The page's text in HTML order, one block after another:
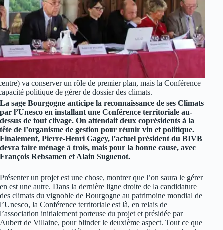
va conserver un rôle de premier plan, mais la Conférence
politique de gérer de dossier des climats.
La sage Bourgogne anticipe la reconnaissance de ses Climats
par l’Unesco en installant une Conférence territoriale au-
dessus de tout clivage. On attendait deux coprésidents à la
tête de l’organisme de gestion pour réunir vin et politique.
Finalement, Pierre-Henri Gagey, l’actuel président du BIVB
devra faire ménage à trois, mais pour la bonne cause, avec
François Rebsamen et Alain Suguenot.
Présenter un projet est une chose, montrer que l’on saura le gérer
en est une autre. Dans la dernière ligne droite de la candidature
des climats du vignoble de Bourgogne au patrimoine mondial de
l’Unesco, la Conférence territoriale est là, en relais de
l’association initialement porteuse du projet et présidée par
Aubert de Villaine, pour blinder le deuxième aspect. Tout ce que